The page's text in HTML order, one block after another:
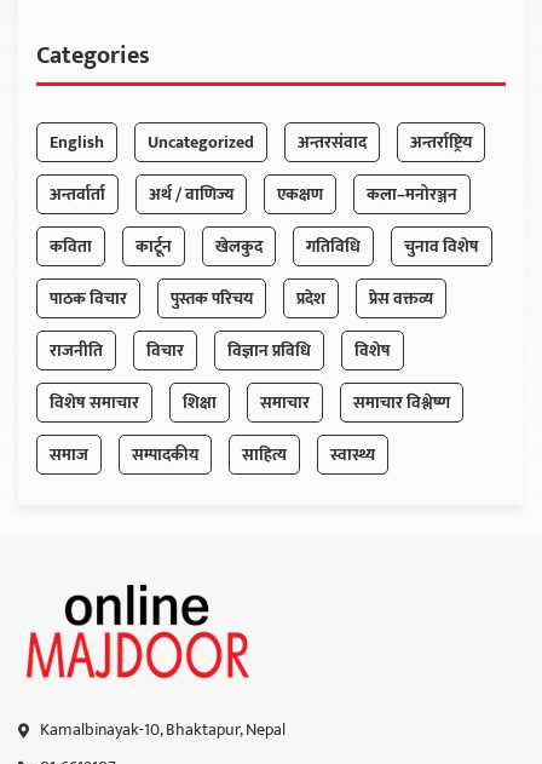
Categories
English Uncategorized अन्तरसंवाद
अन्तर्राष्ट्रिय
अन्तर्वार्ता
अर्थ / वाणिज्य एकक्षण
कला–मनोरञ्जन
कविता
कार्टून खेलकुद गतिविधि
चुनाव विशेष
पाठक विचार
पुस्तक परिचय प्रदेश
प्रेस वक्तव्य
राजनीति
विचार विज्ञान प्रविधि
विशेष
विशेष समाचार
शिक्षा समाचार
समाचार विश्लेष्ण
समाज
सम्पादकीय साहित्य स्वास्थ्य
Kamalbinayak-10, Bhaktapur, Nepal